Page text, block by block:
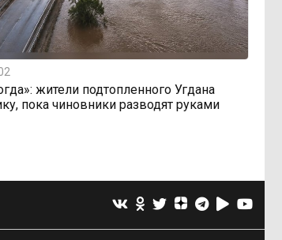
жители подтопленного Угдана
пока чиновники разводят руками